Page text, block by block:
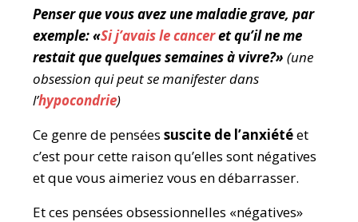
Penser que vous avez une maladie grave, par
exemple: «Si j’avais le canceret qu’il ne me
restait que quelques semaines à vivre?» (une
obsession qui peut se manifester dans
l’hypocondrie)
Ce genre de pensées suscite de l’anxiétéet
c’est pour cette raison qu’elles sont négatives
et que vous aimeriez vous en débarrasser.
Et ces pensées obsessionnelles «négatives»